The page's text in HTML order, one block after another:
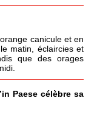
canicule et en
matin, éclaircies et
que des orages
Paese célèbre sa